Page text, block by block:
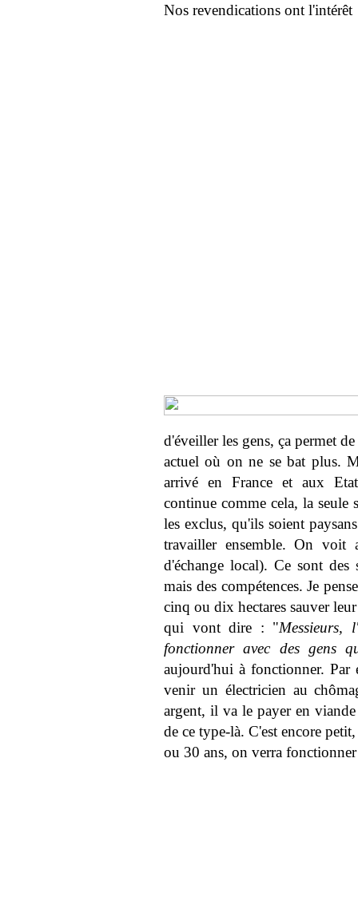
Nos revendications ont l'intérêt
d'éveiller les gens, ça permet
actuel où on ne se bat plus.
arrivé en France et aux
continue comme cela, la
les exclus, qu'ils soient
travailler ensemble. On voit
d'échange local). Ce sont
mais des compétences. Je
cinq ou dix hectares sauver
qui vont dire : "
fonctionner avec des gens
aujourd'hui à fonctionner.
venir un électricien au
argent, il va le payer en
de ce type-là. C'est encore
ou 30 ans, on verra fonctionner